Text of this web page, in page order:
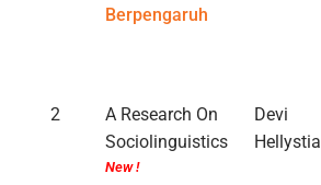
Berpengaruh
2
A Research On
Sociolinguistics
New !
Devi
Hellystia